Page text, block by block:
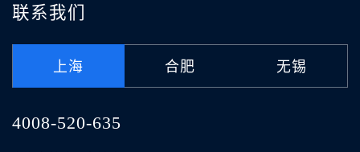
联系我们
上海 合肥 无锡
4008-520-635